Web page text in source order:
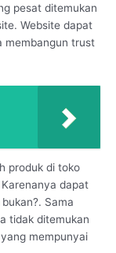
pesat ditemukan
Website dapat
membangun trust
produk di toko
dapat
Sama
tidak ditemukan
mempunyai